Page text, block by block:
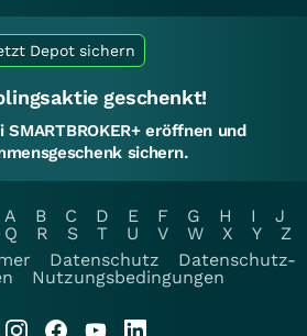
Depot sichern
geschenkt!
eröffnen und
sichern.
A B C D E F G H I
J
Q R S T U V W X Y
Z
Datenschutz
Datenschutz-
Nutzungsbedingungen